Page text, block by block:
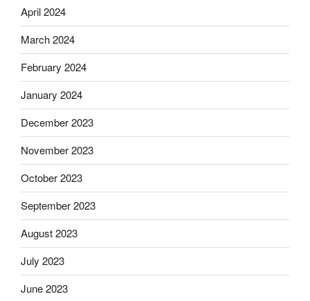
April 2024
March 2024
February 2024
January 2024
December 2023
November 2023
October 2023
September 2023
August 2023
July 2023
June 2023